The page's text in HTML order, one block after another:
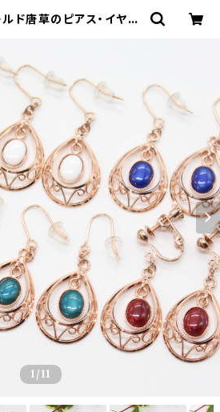
ド唐草のピアス・イヤリ
1 /11